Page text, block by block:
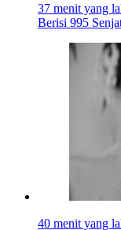
37 menit yang
Berisi 995
40 menit yang